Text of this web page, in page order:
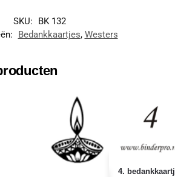
SKU:
BK 132
Bedankkaartjes, Westers
4.